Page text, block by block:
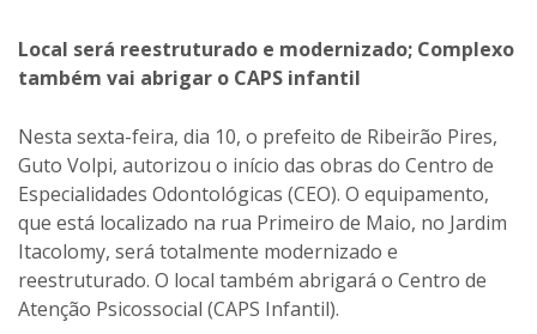
Local será reestruturado e modernizado; Complexo
também vai abrigar o CAPS infantil
Nesta sexta-feira, dia 10, o prefeito de Ribeirão Pires,
Guto Volpi, autorizou o início das obras do Centro de
Especialidades Odontológicas (CEO). O equipamento,
que está localizado na rua Primeiro de Maio, no Jardim
Itacolomy, será totalmente modernizado e
reestruturado. O local também abrigará o Centro de
Atenção Psicossocial (CAPS Infantil).